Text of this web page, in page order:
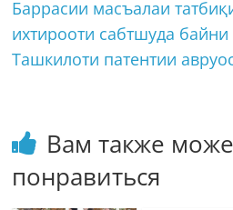
Баррасии масъалаи
ихтирооти сабтшуда
Ташкилоти патентии
Вам также
понравиться